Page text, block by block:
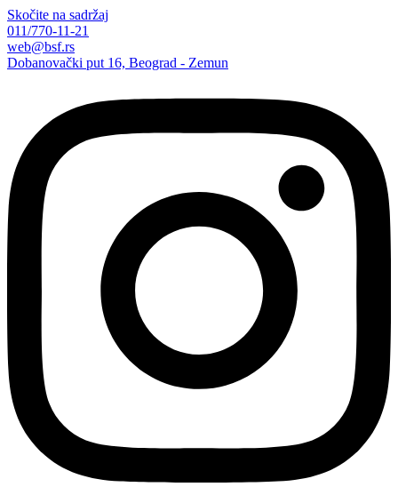
Skočite na sadržaj
011/770-11-21
web@bsf.rs
Dobanovački put 16, Beograd - Zemun